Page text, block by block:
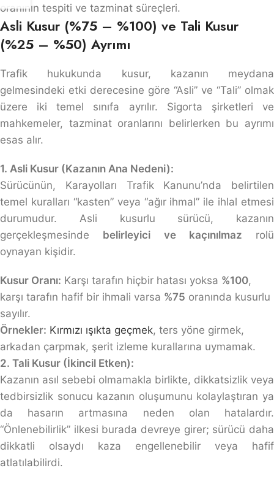
oranının tespiti ve tazminat süreçleri.
Asli Kusur (%75 – %100) ve Tali Kusur
(%25 – %50) Ayrımı
Trafik hukukunda kusur, kazanın meydana
gelmesindeki etki derecesine göre “Asli” ve “Tali” olmak
üzere iki temel sınıfa ayrılır. Sigorta şirketleri ve
mahkemeler, tazminat oranlarını belirlerken bu ayrımı
esas alır.
1. Asli Kusur (Kazanın Ana Nedeni):
Sürücünün, Karayolları Trafik Kanunu’nda belirtilen
temel kuralları “kasten” veya “ağır ihmal” ile ihlal etmesi
durumudur. Asli kusurlu sürücü, kazanın
gerçekleşmesinde belirleyici ve kaçınılmaz rolü
oynayan kişidir.
Kusur Oranı: Karşı tarafın hiçbir hatası yoksa %100,
karşı tarafın hafif bir ihmali varsa %75 oranında kusurlu
sayılır.
Örnekler: Kırmızı ışıkta geçmek, ters yöne girmek,
arkadan çarpmak, şerit izleme kurallarına uymamak.
2. Tali Kusur (İkincil Etken):
Kazanın asıl sebebi olmamakla birlikte, dikkatsizlik veya
tedbirsizlik sonucu kazanın oluşumunu kolaylaştıran ya
da hasarın artmasına neden olan hatalardır.
“Önlenebilirlik” ilkesi burada devreye girer; sürücü daha
dikkatli olsaydı kaza engellenebilir veya hafif
atlatılabilirdi.